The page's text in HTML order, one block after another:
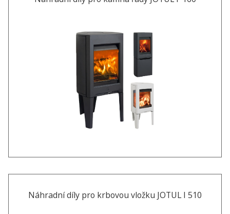
Náhradní díly pro krbovou vložku JOTUL I 510